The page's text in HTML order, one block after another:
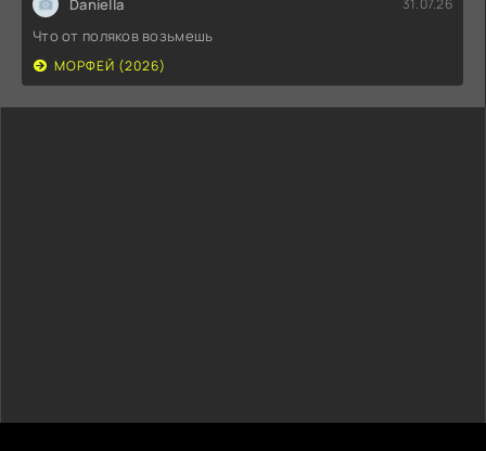
Daniella 31.07.26
Что от поляков возьмешь
МОРФЕЙ (2026)